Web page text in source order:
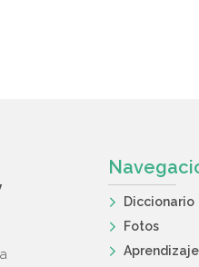
Diccionario
Fotos
Aprendizaje